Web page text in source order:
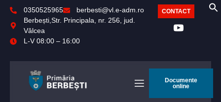
0350525965
berbesti@vl.e-adm.ro
Berbești,Str. Principala, nr. 256, jud.
Vâlcea
L-V 08:00 – 16:00
CONTACT
Documente
online